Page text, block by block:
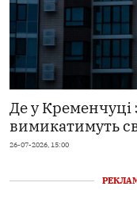
Де у Кременчуці
вимикатимуть
26-07-2026, 15:00